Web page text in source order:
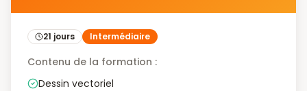
21 jours Intermédiaire
Contenu de la formation :
Dessin vectoriel